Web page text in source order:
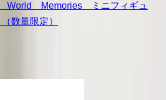
Memories ミニフィギュ
数量限定）